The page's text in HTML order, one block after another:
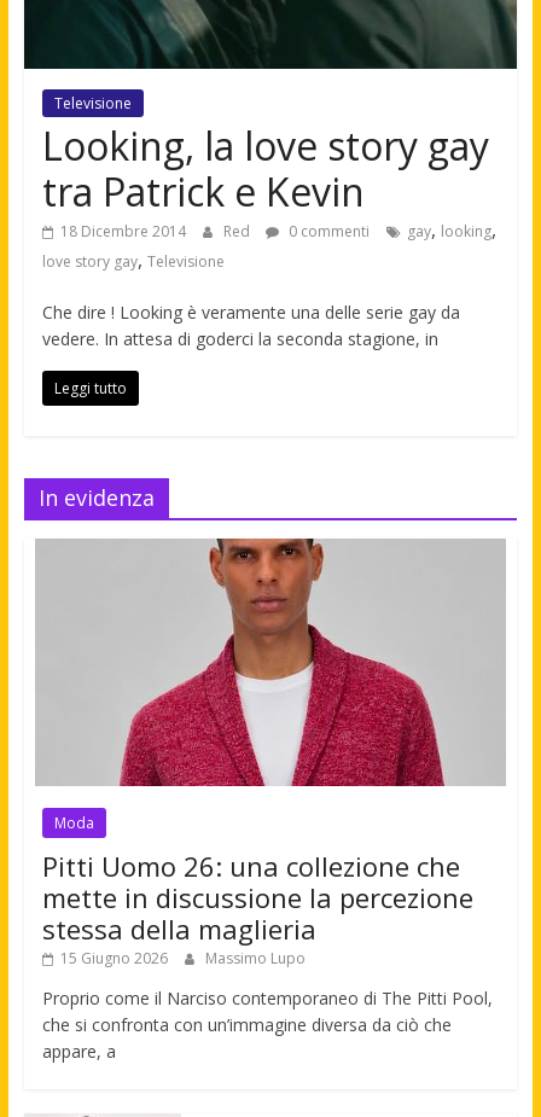
Televisione
Looking, la love story gay
tra Patrick e Kevin
18 Dicembre 2014 Red 0 commenti gay, looking,
love story gay, Televisione
Che dire ! Looking è veramente una delle serie gay da
vedere. In attesa di goderci la seconda stagione, in
Leggi tutto
In evidenza
Moda
Pitti Uomo 26: una collezione che
mette in discussione la percezione
stessa della maglieria
15 Giugno 2026 Massimo Lupo
Proprio come il Narciso contemporaneo di The Pitti Pool,
che si confronta con un’immagine diversa da ciò che
appare, a